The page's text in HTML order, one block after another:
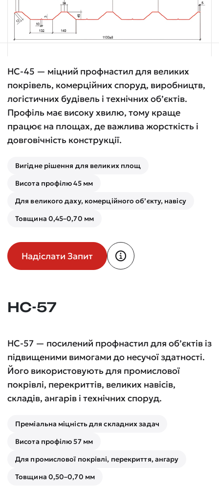
НС-45 — міцний профнастил для великих
покрівель, комерційних споруд, виробництв,
логістичних будівель і технічних об’єктів.
Профіль має високу хвилю, тому краще
працює на площах, де важлива жорсткість і
довговічність конструкції.
Вигідне рішення для великих площ
Висота профілю 45 мм
Для великого даху, комерційного об’єкту, навісу
Товщина 0,45–0,70 мм
Надіслати Запит
НС-57
НС-57 — посилений профнастил для об’єктів із
підвищеними вимогами до несучої здатності.
Його використовують для промислової
покрівлі, перекриттів, великих навісів,
складів, ангарів і технічних споруд.
Преміальна міцність для складних задач
Висота профілю 57 мм
Для промислової покрівлі, перекриття, ангару
Товщина 0,50–0,70 мм